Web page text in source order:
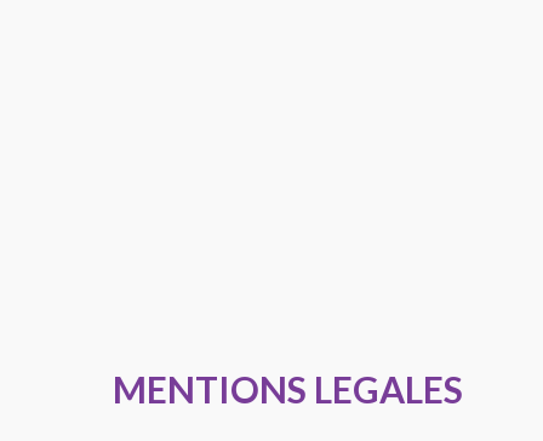
MENTIONS LEGALES